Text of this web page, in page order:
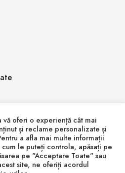
Epoxy Design SRL
vă oferi o experiență cât mai
și reclame personalizate și
a afla mai multe informații
le puteți controla, apăsați pe
pe "Acceptare Toate" sau
site, ne oferiți acordul